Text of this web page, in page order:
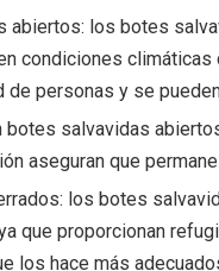
abiertos: los botes
condiciones
de personas y se
botes salvavidas
aseguran que
los botes
que proporcionan
los hace más